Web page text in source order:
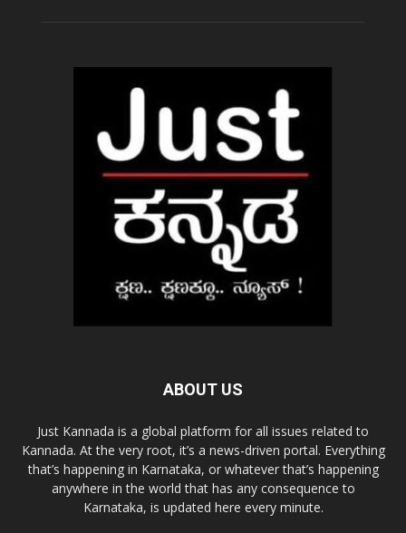
ABOUT US
Just Kannada is a global platform for all issues related to
Kannada. At the very root, it’s a news-driven portal. Everything
that’s happening in Karnataka, or whatever that’s happening
anywhere in the world that has any consequence to
Karnataka, is updated here every minute.